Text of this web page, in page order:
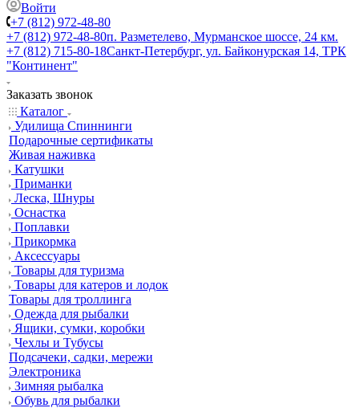
Войти
+7 (812) 972-48-80
+7 (812) 972-48-80п. Разметелево, Мурманское шоссе, 24 км.
+7 (812) 715-80-18Санкт-Петербург, ул. Байконурская 14, ТРК
"Континент"
Заказать звонок
Каталог
Удилища Спиннинги
Подарочные сертификаты
Живая наживка
Катушки
Приманки
Леска, Шнуры
Оснастка
Поплавки
Прикормка
Аксессуары
Товары для туризма
Товары для катеров и лодок
Товары для троллинга
Одежда для рыбалки
Ящики, сумки, коробки
Чехлы и Тубусы
Подсачеки, садки, мережи
Электроника
Зимняя рыбалка
Обувь для рыбалки